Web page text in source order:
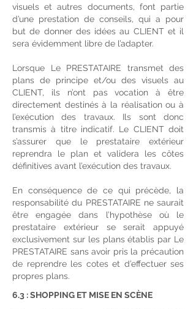
visuels et autres documents, font partie
d’une prestation de conseils, qui a pour
but de donner des idées au CLIENT et il
sera évidemment libre de l’adapter.
Lorsque Le PRESTATAIRE transmet des
plans de principe et/ou des visuels au
CLIENT, ils n’ont pas vocation à être
directement destinés à la réalisation ou à
l’exécution des travaux. Ils sont donc
transmis à titre indicatif. Le CLIENT doit
s’assurer que le prestataire extérieur
reprendra le plan et validera les côtes
définitives avant l’exécution des travaux.
En conséquence de ce qui précède, la
responsabilité du PRESTATAIRE ne saurait
être engagée dans l’hypothèse où le
prestataire extérieur se serait appuyé
exclusivement sur les plans établis par Le
PRESTATAIRE sans avoir pris la précaution
de reprendre les cotes et d’effectuer ses
propres plans.
6.3 : SHOPPING ET MISE EN SCÈNE